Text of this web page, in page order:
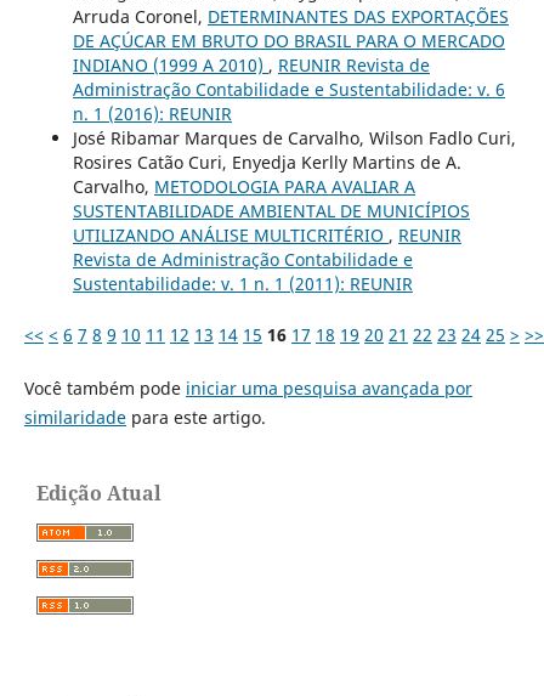
Arruda Coronel, DETERMINANTES DAS EXPORTAÇÕES
DE AÇÚCAR EM BRUTO DO BRASIL PARA O MERCADO
INDIANO (1999 A 2010) , REUNIR Revista de
Administração Contabilidade e Sustentabilidade: v. 6
n. 1 (2016): REUNIR
José Ribamar Marques de Carvalho, Wilson Fadlo Curi,
Rosires Catão Curi, Enyedja Kerlly Martins de A.
Carvalho, METODOLOGIA PARA AVALIAR A
SUSTENTABILIDADE AMBIENTAL DE MUNICÍPIOS
UTILIZANDO ANÁLISE MULTICRITÉRIO , REUNIR
Revista de Administração Contabilidade e
Sustentabilidade: v. 1 n. 1 (2011): REUNIR
<< < 6 7 8 9 10 11 12 13 14 15 16 17 18 19 20 21 22 23 24 25 > >>
Você também pode iniciar uma pesquisa avançada por
similaridadepara este artigo.
Edição Atual